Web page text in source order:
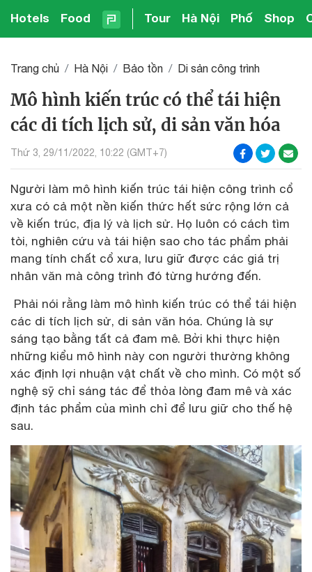
Hotels Food Tour Hà Nội Phố Shop
Trang chủ Hà Nội Bảo tồn Di sản công trình
Mô hình kiến trúc có thể tái hiện
các di tích lịch sử, di sản văn hóa
Thứ 3, 29/11/2022, 10:22 (GMT+7)
Người làm mô hình kiến trúc tái hiện công trình cổ
xưa có cả một nền kiến thức hết sức rộng lớn cả
về kiến trúc, địa lý và lịch sử. Họ luôn có cách tìm
tòi, nghiên cứu và tái hiện sao cho tác phẩm phải
mang tính chất cổ xưa, lưu giữ được các giá trị
nhân văn mà công trình đó từng hướng đến.
Phải nói rằng làm mô hình kiến trúc có thể tái hiện
các di tích lịch sử, di sản văn hóa. Chúng là sự
sáng tạo bằng tất cả đam mê. Bởi khi thực hiện
những kiểu mô hình này con người thường không
xác định lợi nhuận vật chất về cho mình. Có một số
nghệ sỹ chỉ sáng tác để thỏa lòng đam mê và xác
định tác phẩm của mình chỉ để lưu giữ cho thế hệ
sau.